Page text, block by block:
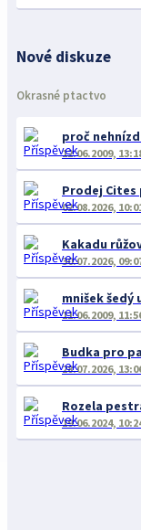
Nové diskuze
Okrasné ptactvo
proč
12.06.2009,
Prodej Cites
02.08.2026,
Kakadu
30.07.2026,
mnišek šedý
11.06.2009,
Budka pro
28.07.2026,
Rozela
19.06.2024,